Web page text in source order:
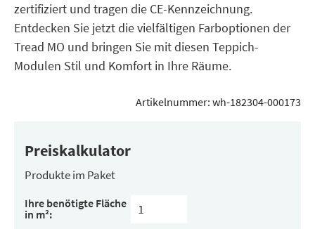
zertifiziert und tragen die CE-Kennzeichnung.
Entdecken Sie jetzt die vielfältigen Farboptionen der
Tread MO und bringen Sie mit diesen Teppich-
Modulen Stil und Komfort in Ihre Räume.
Artikelnummer: wh-182304-000173
Preiskalkulator
Produkte im Paket
Inhalt
pro
Paket
Ihre benötigte Fläche
in m²: